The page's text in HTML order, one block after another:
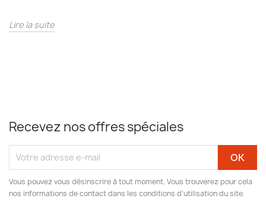
Lire la suite
Recevez nos offres spéciales
Vous pouvez vous désinscrire à tout moment. Vous trouverez pour cela
nos informations de contact dans les conditions d'utilisation du site.